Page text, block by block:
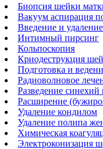
Биопсия шейки
Вакуум аспирация
Введение и
Интимный пирсинг
Кольпоскопия
Криодеструкция
Подготовка и
Радиоволновое
Разведение
Расширение
Удаление кондилом
Удаление полипа
Химическая
Электроконизация